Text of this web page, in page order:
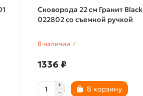
Сковорода 22 см Гранит Black
022802 со съемной ручкой
В наличии ✓
1336 ₽
В корзину